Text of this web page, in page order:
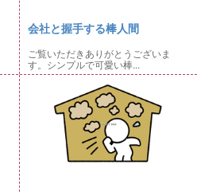
会社と握手する棒人間
ご覧いただきありがとうございま
す。シンプルで可愛い棒...